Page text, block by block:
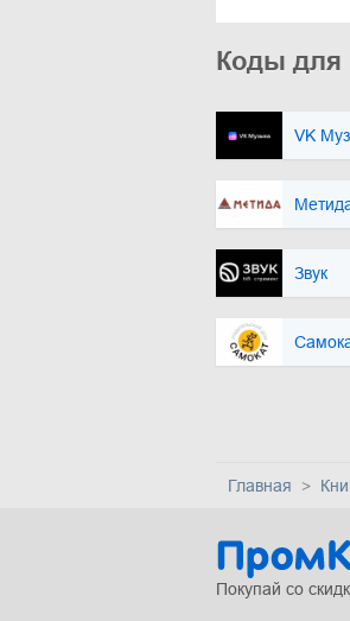
Коды для
VK
Звук
Главная
Покупай со